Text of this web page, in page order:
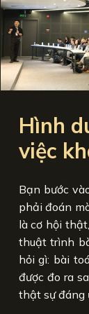
Bạn bước
phải đoán
là cơ hội
thuật trình
hỏi gì: bài
được đo ra
thật sự đáng
Hình
việc